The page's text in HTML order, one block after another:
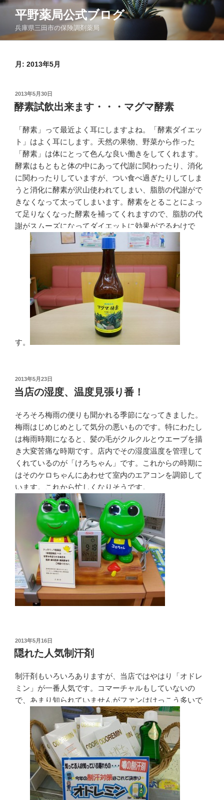
コ
ン
平野薬局公式ブログ
兵庫県三田市の保険調剤薬局
月: 2013年5月
投
稿
日:
2013年5月30日
酵素試飲出来ます・・・マグマ酵素
「酵素」って最近よく耳にしますよね。「酵素ダイエッ
ト」はよく耳にします。天然の果物、野菜から作った
「酵素」は体にとって色んな良い働きをしてくれます。
酵素はもともと体の中にあって代謝に関わったり、消化
に関わったりしていますが、つい食べ過ぎたりしてしま
うと消化に酵素が沢山使われてしまい、脂肪の代謝がで
きなくなって太ってしまいます。酵素をとることによっ
て足りなくなった酵素を補ってくれますので、脂肪の代
謝がスムーズになってダイエットに効果がでるわけで
す。
投
稿
日:
2013年5月23日
当店の湿度、温度見張り番！
そろそろ梅雨の便りも聞かれる季節になってきました。
梅雨はじめじめとして気分の悪いものです。特にわたし
は梅雨時期になると、髪の毛がクルクルとウエーブを描
き大変苦痛な時期です。店内でその湿度温度を管理して
くれているのが「けろちゃん」です。これからの時期に
はそのケロちゃんにあわせて室内のエアコンを調節して
います。これから忙しくなりそうです。
投
稿
日:
2013年5月16日
隠れた人気制汗剤
制汗剤もいろいろありますが、当店ではやはり「オドレ
ミン」が一番人気です。コマーチャルもしていないの
で、あまり知られていませんがファンはけっこう多いで